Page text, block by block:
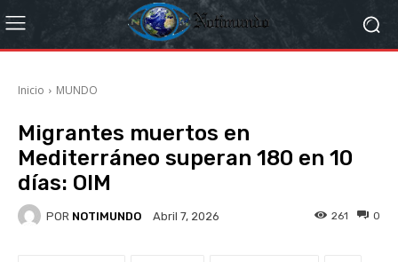
Inicio MUNDO
Migrantes muertos en
Mediterráneo superan 180 en 10
días: OIM
POR NOTIMUNDO Abril 7, 2026 0
261